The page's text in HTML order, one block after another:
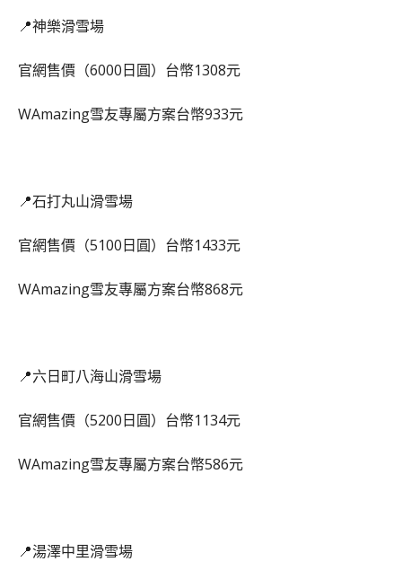
📍神樂滑雪場
官網售價（6000日圓）台幣1308元
WAmazing雪友專屬方案台幣933元
📍石打丸山滑雪場
官網售價（5100日圓）台幣1433元
WAmazing雪友專屬方案台幣868元
📍六日町八海山滑雪場
官網售價（5200日圓）台幣1134元
WAmazing雪友專屬方案台幣586元
📍湯澤中里滑雪場